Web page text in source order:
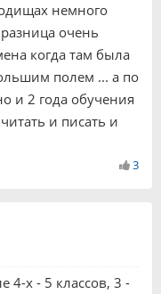
немного
очень
когда там была
полем ... а по
и 2 года обучения
и писать и
3
4-х - 5 классов, 3 -